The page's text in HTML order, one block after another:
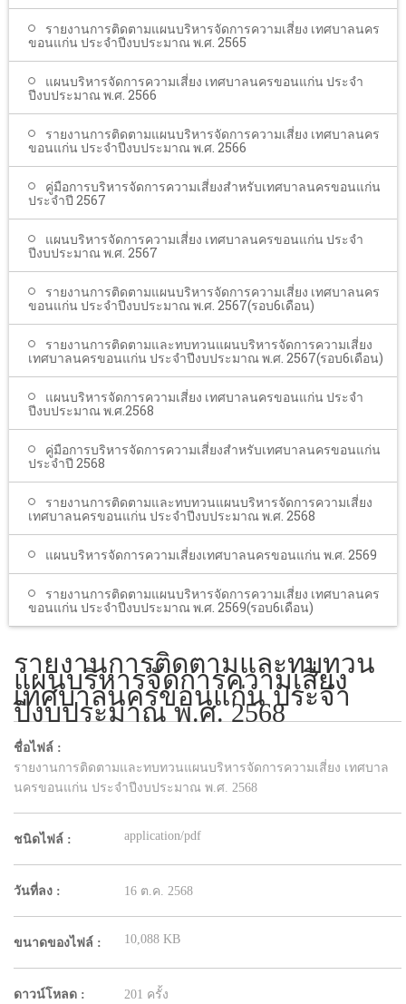
รายงานการติดตามแผนบริหารจัดการความเสี่ยง เทศบาลนคร
ขอนแก่น ประจำปีงบประมาณ พ.ศ. 2565
แผนบริหารจัดการความเสี่ยง เทศบาลนครขอนแก่น ประจำ
ปีงบประมาณ พ.ศ. 2566
รายงานการติดตามแผนบริหารจัดการความเสี่ยง เทศบาลนคร
ขอนแก่น ประจำปีงบประมาณ พ.ศ. 2566
คู่มือการบริหารจัดการความเสี่ยงสำหรับเทศบาลนครขอนแก่น
ประจำปี 2567
แผนบริหารจัดการความเสี่ยง เทศบาลนครขอนแก่น ประจำ
ปีงบประมาณ พ.ศ. 2567
รายงานการติดตามแผนบริหารจัดการความเสี่ยง เทศบาลนคร
ขอนแก่น ประจำปีงบประมาณ พ.ศ. 2567(รอบ6เดือน)
รายงานการติดตามและทบทวนแผนบริหารจัดการความเสี่ยง
เทศบาลนครขอนแก่น ประจำปีงบประมาณ พ.ศ. 2567(รอบ6เดือน)
แผนบริหารจัดการความเสี่ยง เทศบาลนครขอนแก่น ประจํา
ปีงบประมาณ พ.ศ.2568
คู่มือการบริหารจัดการความเสี่ยงสำหรับเทศบาลนครขอนแก่น
ประจำปี 2568
รายงานการติดตามและทบทวนแผนบริหารจัดการความเสี่ยง
เทศบาลนครขอนแก่น ประจำปีงบประมาณ พ.ศ. 2568
แผนบริหารจัดการความเสี่ยงเทศบาลนครขอนแก่น พ.ศ. 2569
รายงานการติดตามแผนบริหารจัดการความเสี่ยง เทศบาลนคร
ขอนแก่น ประจำปีงบประมาณ พ.ศ. 2569(รอบ6เดือน)
รายงานการติดตามและทบทวน
แผนบริหารจัดการความเสี่ยง
เทศบาลนครขอนแก่น ประจำ
ปีงบประมาณ พ.ศ. 2568
ชื่อไฟล์ :
รายงานการติดตามและทบทวนแผนบริหารจัดการความเสี่ยง เทศบาล
นครขอนแก่น ประจำปีงบประมาณ พ.ศ. 2568
ชนิดไฟล์ : application/pdf
วันที่ลง : 16 ต.ค. 2568
ขนาดของไฟล์ : 10,088 KB
ดาวน์โหลด : 201 ครั้ง